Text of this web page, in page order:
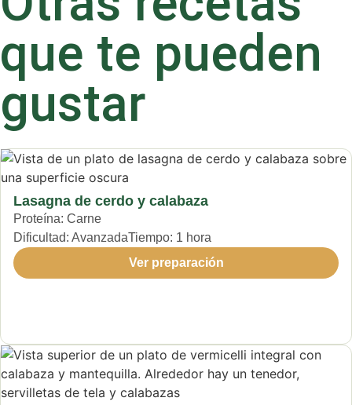
que te pueden
gustar
Lasagna de cerdo y calabaza
Proteína: Carne
Dificultad: AvanzadaTiempo: 1 hora
Ver preparación